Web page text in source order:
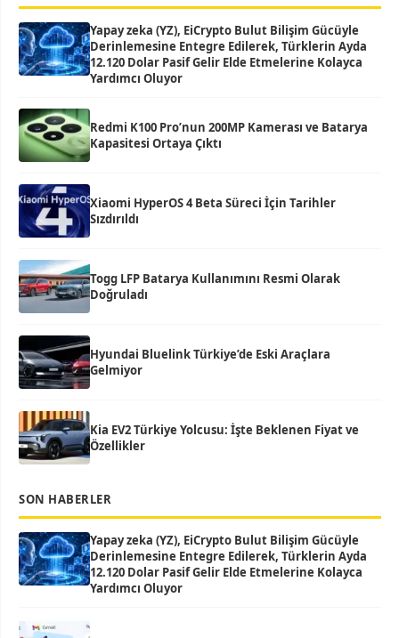
Yapay zeka (YZ), EiCrypto Bulut Bilişim Gücüyle
Derinlemesine Entegre Edilerek, Türklerin Ayda
12.120 Dolar Pasif Gelir Elde Etmelerine Kolayca
Yardımcı Oluyor
Redmi K100 Pro’nun 200MP Kamerası ve Batarya
Kapasitesi Ortaya Çıktı
Xiaomi HyperOS 4 Beta Süreci İçin Tarihler
Sızdırıldı
Togg LFP Batarya Kullanımını Resmi Olarak
Doğruladı
Hyundai Bluelink Türkiye’de Eski Araçlara
Gelmiyor
Kia EV2 Türkiye Yolcusu: İşte Beklenen Fiyat ve
Özellikler
SON HABERLER
Yapay zeka (YZ), EiCrypto Bulut Bilişim Gücüyle
Derinlemesine Entegre Edilerek, Türklerin Ayda
12.120 Dolar Pasif Gelir Elde Etmelerine Kolayca
Yardımcı Oluyor